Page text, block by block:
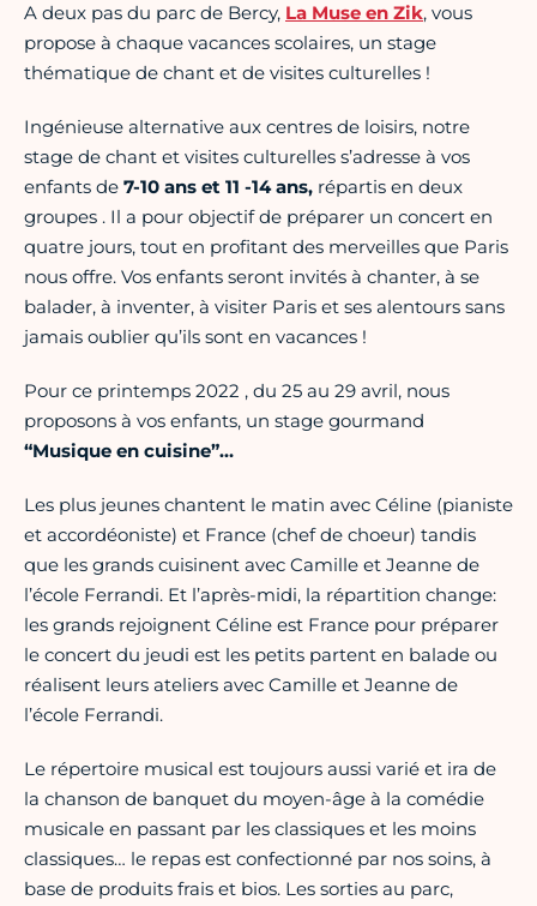
A deux pas du parc de Bercy, La Muse en Zik, vous
propose à chaque vacances scolaires, un stage
thématique de chant et de visites culturelles !
Ingénieuse alternative aux centres de loisirs, notre
stage de chant et visites culturelles s’adresse à vos
enfants de 7-10 ans et 11 -14 ans, répartis en deux
groupes . Il a pour objectif de préparer un concert en
quatre jours, tout en profitant des merveilles que Paris
nous offre. Vos enfants seront invités à chanter, à se
balader, à inventer, à visiter Paris et ses alentours sans
jamais oublier qu’ils sont en vacances !
Pour ce printemps 2022 , du 25 au 29 avril, nous
proposons à vos enfants, un stage gourmand
“Musique en cuisine”…
Les plus jeunes chantent le matin avec Céline (pianiste
et accordéoniste) et France (chef de choeur) tandis
que les grands cuisinent avec Camille et Jeanne de
l’école Ferrandi. Et l’après-midi, la répartition change:
les grands rejoignent Céline est France pour préparer
le concert du jeudi est les petits partent en balade ou
réalisent leurs ateliers avec Camille et Jeanne de
l’école Ferrandi.
Le répertoire musical est toujours aussi varié et ira de
la chanson de banquet du moyen-âge à la comédie
musicale en passant par les classiques et les moins
classiques… le repas est confectionné par nos soins, à
base de produits frais et bios. Les sorties au parc,